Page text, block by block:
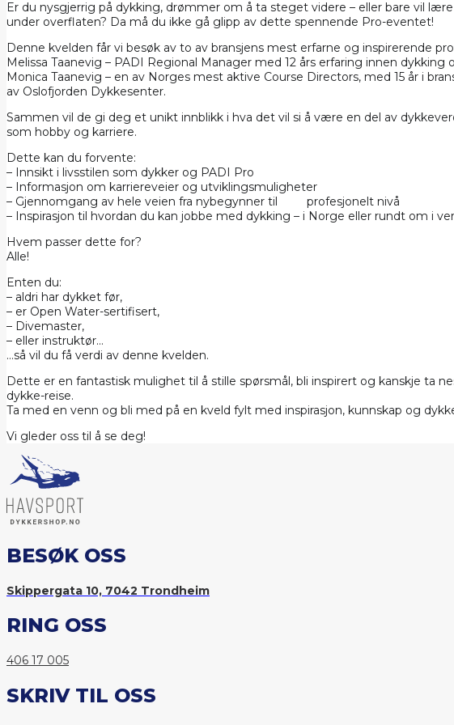
Er du nysgjerrig på dykking, drømmer om å ta steget videre – eller bare vil
under overflaten? Da må du ikke gå glipp av dette spennende Pro-eventet!
Denne kvelden får vi besøk av to av bransjens mest erfarne og inspirerende
Melissa Taanevig – PADI Regional Manager med 12 års erfaring innen dykking
Monica Taanevig – en av Norges mest aktive Course Directors, med 15 år i
av Oslofjorden Dykkesenter.
Sammen vil de gi deg et unikt innblikk i hva det vil si å være en del av
som hobby og karriere.
Dette kan du forvente:
– Innsikt i livsstilen som dykker og PADI Pro
– Informasjon om karriereveier og utviklingsmuligheter
– Gjennomgang av hele veien fra nybegynner til profesjonelt nivå
– Inspirasjon til hvordan du kan jobbe med dykking – i Norge eller rundt om i
Hvem passer dette for?
Alle!
Enten du:
– aldri har dykket før,
– er Open Water-sertifisert,
– Divemaster,
– eller instruktør…
…så vil du få verdi av denne kvelden.
Dette er en fantastisk mulighet til å stille spørsmål, bli inspirert og kanskje ta
dykke-reise.
Ta med en venn og bli med på en kveld fylt med inspirasjon, kunnskap og
Vi gleder oss til å se deg!
BESØK OSS
Skippergata 10, 7042 Trondheim
RING OSS
406 17 005
SKRIV TIL OSS